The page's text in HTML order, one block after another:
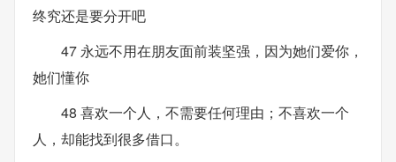
终究还是要分开吧
47 永远不用在朋友面前装坚强，因为她们爱你，
她们懂你
48 喜欢一个人，不需要任何理由；不喜欢一个
人，却能找到很多借口。